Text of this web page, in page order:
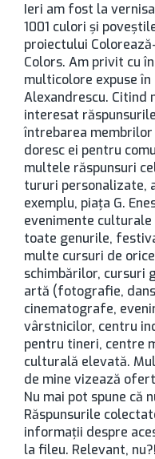
Ieri am fost la
1001 culori şi
proiectului
Colors. Am privit cu
multicolore expuse
Alexandrescu. Citind
interesat
întrebarea
doresc ei pentru
multele răspunsuri
tururi personalizate,
exemplu, piaţa G.
evenimente
toate genurile,
multe cursuri de
schimbărilor, cursuri
artă (fotografie,
cinematografe,
vârstnicilor, centru
pentru tineri, centre
culturală elevată.
de mine vizează
Nu mai pot spune că
Răspunsurile
informaţii despre
la fileu. Relevant,